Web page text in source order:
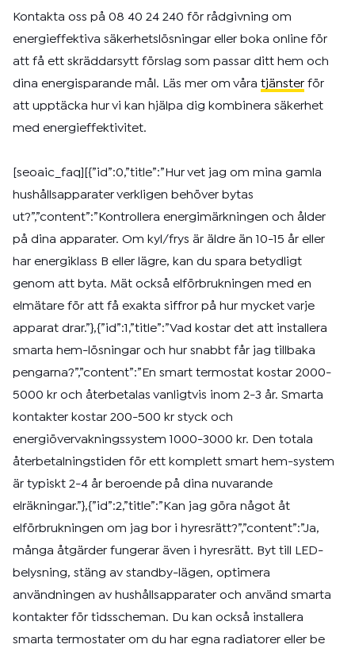
Kontakta oss på 08 40 24 240 för rådgivning om
energieffektiva säkerhetslösningar eller boka online för
att få ett skräddarsytt förslag som passar ditt hem och
dina energisparande mål. Läs mer om våra tjänster för
att upptäcka hur vi kan hjälpa dig kombinera säkerhet
med energieffektivitet.
[seoaic_faq][{”id”:0,”title”:”Hur vet jag om mina gamla
hushållsapparater verkligen behöver bytas
ut?”,”content”:”Kontrollera energimärkningen och ålder
på dina apparater. Om kyl/frys är äldre än 10-15 år eller
har energiklass B eller lägre, kan du spara betydligt
genom att byta. Mät också elförbrukningen med en
elmätare för att få exakta siffror på hur mycket varje
apparat drar.”},{”id”:1,”title”:”Vad kostar det att installera
smarta hem-lösningar och hur snabbt får jag tillbaka
pengarna?”,”content”:”En smart termostat kostar 2000-
5000 kr och återbetalas vanligtvis inom 2-3 år. Smarta
kontakter kostar 200-500 kr styck och
energiövervakningssystem 1000-3000 kr. Den totala
återbetalningstiden för ett komplett smart hem-system
är typiskt 2-4 år beroende på dina nuvarande
elräkningar.”},{”id”:2,”title”:”Kan jag göra något åt
elförbrukningen om jag bor i hyresrätt?”,”content”:”Ja,
många åtgärder fungerar även i hyresrätt. Byt till LED-
belysning, stäng av standby-lägen, optimera
användningen av hushållsapparater och använd smarta
kontakter för tidsscheman. Du kan också installera
smarta termostater om du har egna radiatorer eller be